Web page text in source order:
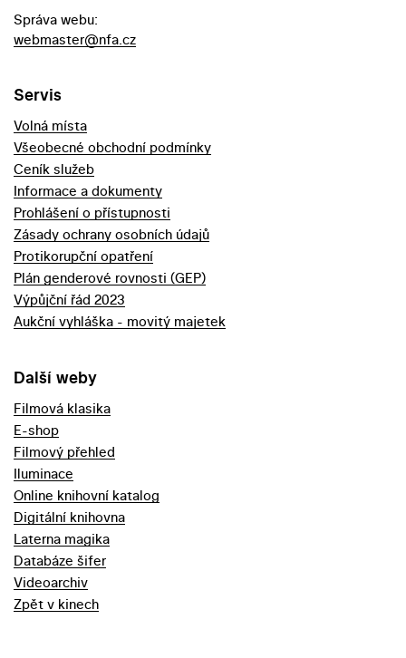
Správa webu:
webmaster@nfa.cz
Servis
Volná místa
Všeobecné obchodní podmínky
Ceník služeb
Informace a dokumenty
Prohlášení o přístupnosti
Zásady ochrany osobních údajů
Protikorupční opatření
Plán genderové rovnosti (GEP)
Výpůjční řád 2023
Aukční vyhláška - movitý majetek
Další weby
Filmová klasika
E-shop
Filmový přehled
Iluminace
Online knihovní katalog
Digitální knihovna
Laterna magika
Databáze šifer
Videoarchiv
Zpět v kinech